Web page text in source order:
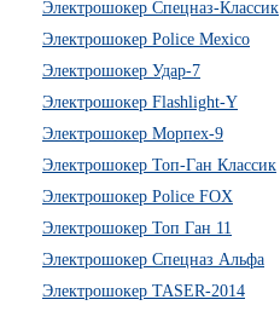
Электрошокер Спецназ-Классик
Электрошокер Police Mexico
Электрошокер Удар-7
Электрошокер Flashlight-Y
Электрошокер Морпех-9
Электрошокер Топ-Ган Классик
Электрошокер Police FOX
Электрошокер Топ Ган 11
Электрошокер Спецназ Альфа
Электрошокер TASER-2014